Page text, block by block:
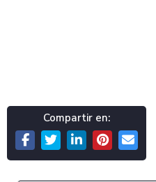
Compartir en: